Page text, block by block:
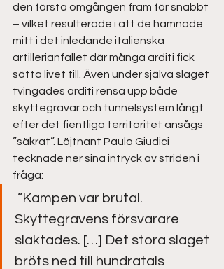
den första omgången fram för snabbt
– vilket resulterade i att de hamnade
mitt i det inledande italienska
artillerianfallet där många arditi fick
sätta livet till. Även under själva slaget
tvingades arditi rensa upp både
skyttegravar och tunnelsystem långt
efter det fientliga territoritet ansågs
”säkrat”. Löjtnant Paulo Giudici
tecknade ner sina intryck av striden i
fråga:
Skyttegravens försvarare
slaktades. […] Det stora slaget
bröts ned till hundratals